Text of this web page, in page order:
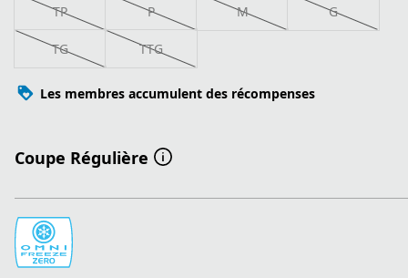
TP P M G
TG TTG
Les membres accumulent des récompenses
Coupe Régulière